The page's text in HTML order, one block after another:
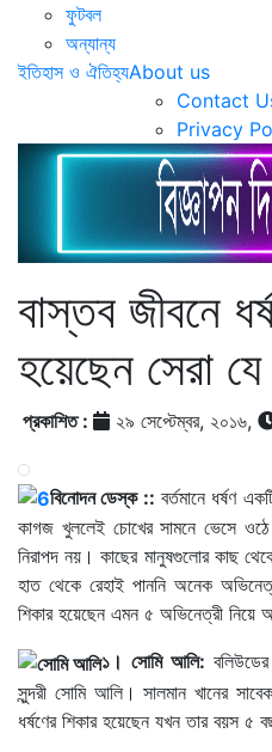
ফুটবল
অন্যান্য
ইতিহাস ও ঐতিহ্যAbout us
Contact
Privacy
বাস্তব জীবনে
হয়েছেন সেরা
প্রকাশিত : ২৯ সেপ্টেম্বর, ২০১৬,
বিনোদন ডেস্ক :: বর্তমানে ধর্ষণ
কাগজ খুললেই চোখের সামনে ভেসে
নিরাপদ নয়। কাছের মানুষগুলোর কাছ
হাত থেকে রেহাই পাননি অনেক
শিকার হয়েছেন এমন ৫ অভিনেত্রী
১। সোমি আলি:
সুন্দরী সোমি আলি। সালমান খানের
ধর্ষণের শিকার হয়েছেন যখন তার বয়স ৫